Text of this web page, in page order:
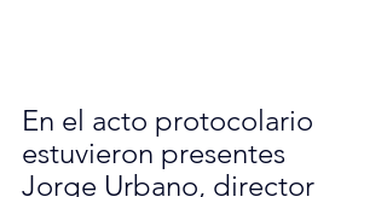
En el acto protocolario
estuvieron presentes
Jorge Urbano, director